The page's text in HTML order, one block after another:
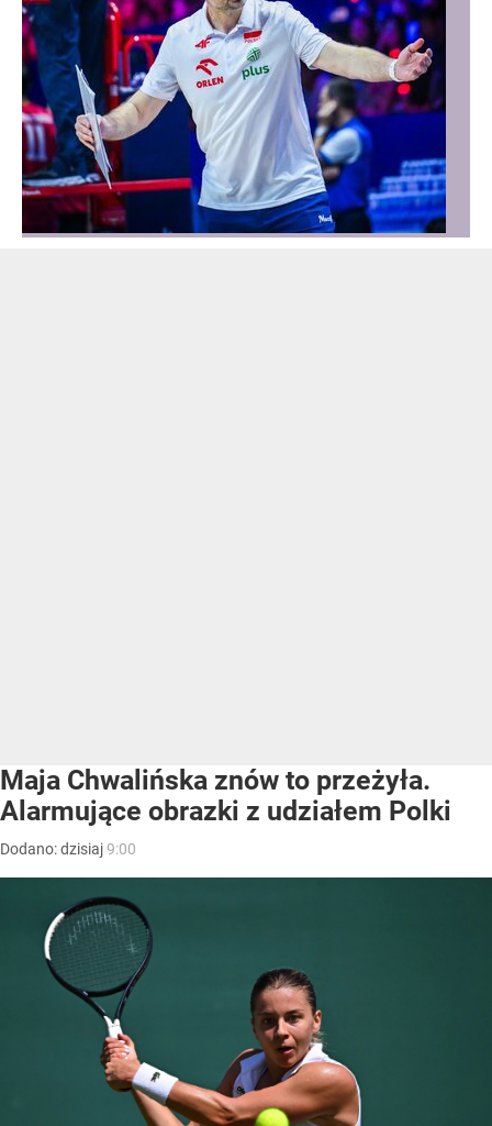
Maja Chwalińska znów to przeżyła.
Alarmujące obrazki z udziałem Polki
Dodano:dzisiaj9:00